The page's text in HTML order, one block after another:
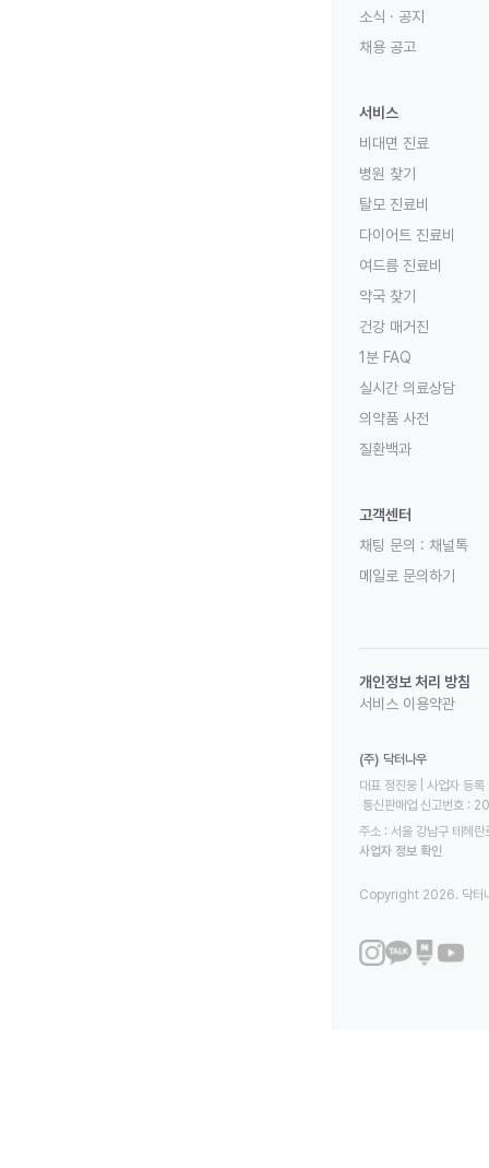
소식 · 공지
채용 공고
서비스
비대면 진료
병원 찾기
탈모 진료비
다이어트 진료비
여드름 진료비
약국 찾기
건강 매거진
1분 FAQ
실시간 의료상담
의약품 사전
질환백과
고객센터
채팅 문의 : 채널톡
메일로 문의하기
개인정보 처리 방침
서비스 이용약관
(주) 닥터나우
대표 정진웅 | 사업자
통신판매업 신고번호
주소 : 서울 강남구 테헤
사업자 정보 확인
Copyright 2026. 닥터